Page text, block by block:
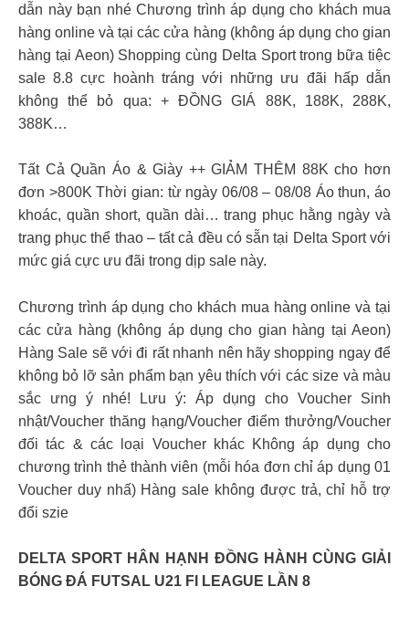
dẫn này bạn nhé Chương trình áp dụng cho khách mua
hàng online và tại các cửa hàng (không áp dụng cho gian
hàng tại Aeon) Shopping cùng Delta Sport trong bữa tiệc
sale 8.8 cực hoành tráng với những ưu đãi hấp dẫn
không thể bỏ qua: + ĐỒNG GIÁ 88K, 188K, 288K,
388K…
Tất Cả Quần Áo & Giày ++ GIẢM THÊM 88K cho hơn
đơn >800K Thời gian: từ ngày 06/08 – 08/08 Áo thun, áo
khoác, quần short, quần dài… trang phục hằng ngày và
trang phục thể thao – tất cả đều có sẵn tại Delta Sport với
mức giá cực ưu đãi trong dịp sale này.
Chương trình áp dụng cho khách mua hàng online và tại
các cửa hàng (không áp dụng cho gian hàng tại Aeon)
Hàng Sale sẽ với đi rất nhanh nên hãy shopping ngay để
không bỏ lỡ sản phẩm bạn yêu thích với các size và màu
sắc ưng ý nhé! Lưu ý: Áp dụng cho Voucher Sinh
nhật/Voucher thăng hạng/Voucher điểm thưởng/Voucher
đối tác & các loại Voucher khác Không áp dụng cho
chương trình thẻ thành viên (mỗi hóa đơn chỉ áp dụng 01
Voucher duy nhấ) Hàng sale không được trả, chỉ hỗ trợ
đổi szie
DELTA SPORT HÂN HẠNH ĐỒNG HÀNH CÙNG GIẢI
BÓNG ĐÁ FUTSAL U21 FI LEAGUE LẦN 8